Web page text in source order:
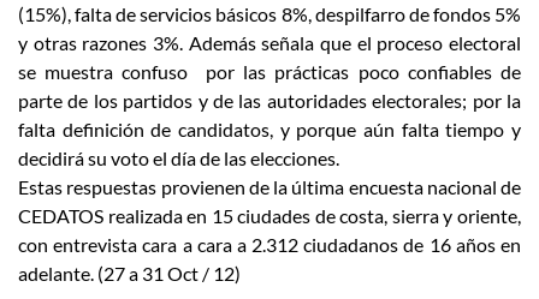
(15%), falta de servicios básicos 8%, despilfarro de fondos 5%
y otras razones 3%. Además señala que el proceso electoral
se muestra confuso por las prácticas poco confiables de
parte de los partidos y de las autoridades electorales; por la
falta definición de candidatos, y porque aún falta tiempo y
decidirá su voto el día de las elecciones.
Estas respuestas provienen de la última encuesta nacional de
CEDATOS realizada en 15 ciudades de costa, sierra y oriente,
con entrevista cara a cara a 2.312 ciudadanos de 16 años en
adelante. (27 a 31 Oct / 12)